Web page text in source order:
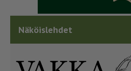
Näköislehdet